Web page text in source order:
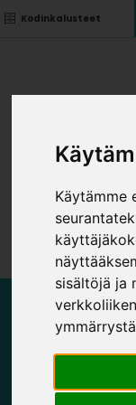
Käytämme
sisältöjä ja
Kodinkalusteet